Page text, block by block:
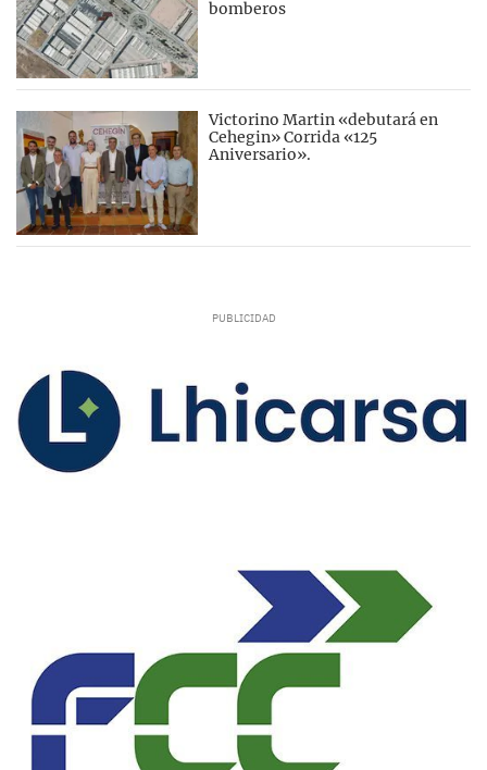
bomberos
Victorino Martin «debutará en
Cehegin» Corrida «125
Aniversario».